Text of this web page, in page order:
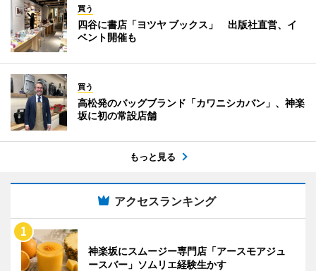
買う
四谷に書店「ヨツヤ ブックス」 出版社直営、イ
ベント開催も
買う
高松発のバッグブランド「カワニシカバン」、神楽
坂に初の常設店舗
もっと見る
アクセスランキング
神楽坂にスムージー専門店「アースモアジュ
ースバー」ソムリエ経験生かす